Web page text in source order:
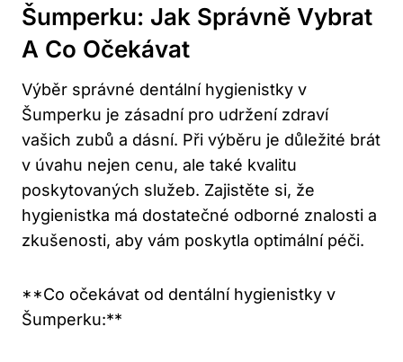
Šumperku: Jak Správně Vybrat
A Co Očekávat
Výběr správné dentální hygienistky v
Šumperku je zásadní pro udržení zdraví
vašich zubů a dásní. Při výběru je důležité brát
v úvahu nejen cenu, ale také kvalitu
poskytovaných služeb. Zajistěte si, že
hygienistka má dostatečné odborné znalosti a
zkušenosti, aby vám poskytla optimální péči.
**Co očekávat od dentální hygienistky v
Šumperku:**